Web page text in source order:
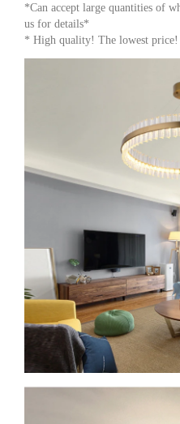
*Can accept large quantities of
us for details*
* High quality! The lowest price!